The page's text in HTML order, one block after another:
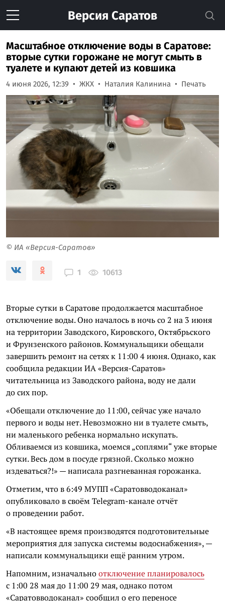
Версия Саратов
Масштабное отключение воды в Саратове:
вторые сутки горожане не могут смыть в
туалете и купают детей из ковшика
4 июня 2026, 12:39 ЖКХ Наталия Калинина Печать
© ИА «Версия-Саратов»
1 10613
Вторые сутки в Саратове продолжается масштабное
отключение воды. Оно началось в ночь со 2 на 3 июня
на территории Заводского, Кировского, Октябрьского
и Фрунзенского районов. Коммунальщики обещали
завершить ремонт на сетях к 11:00 4 июня. Однако, как
сообщила редакции ИА «Версия-Саратов»
читательница из Заводского района, воду не дали
до сих пор.
«Обещали отключение до 11:00, сейчас уже начало
первого и воды нет. Невозможно ни в туалете смыть,
ни маленького ребенка нормально искупать.
Обливаемся из ковшика, моемся „соплями“ уже вторые
сутки. Весь дом в посуде грязной. Сколько можно
издеваться?!» — написала разгневанная горожанка.
Отметим, что в 6:49 МУПП «Саратовводоканал»
опубликовало в своём Telegram-канале отчёт
о проведении работ.
«В настоящее время производятся подготовительные
мероприятия для запуска системы водоснабжения», —
написали коммунальщики ещё ранним утром.
Напомним, изначальноотключение планировалось
с 1:00 28 мая до 11:00 29 мая, однако потом
«Саратовводоканал» сообщил о его переносе